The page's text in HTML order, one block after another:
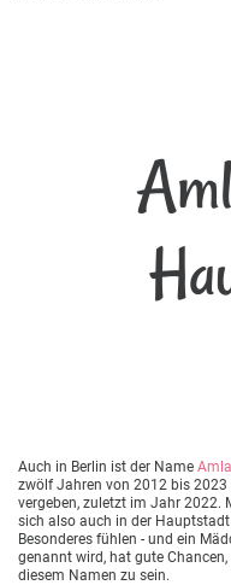
Auch in Berlin ist der Name Amla
zwölf Jahren von 2012 bis
vergeben, zuletzt im Jahr 2022.
sich also auch in der
Besonderes fühlen - und ein
genannt wird, hat gute
diesem Namen zu sein.